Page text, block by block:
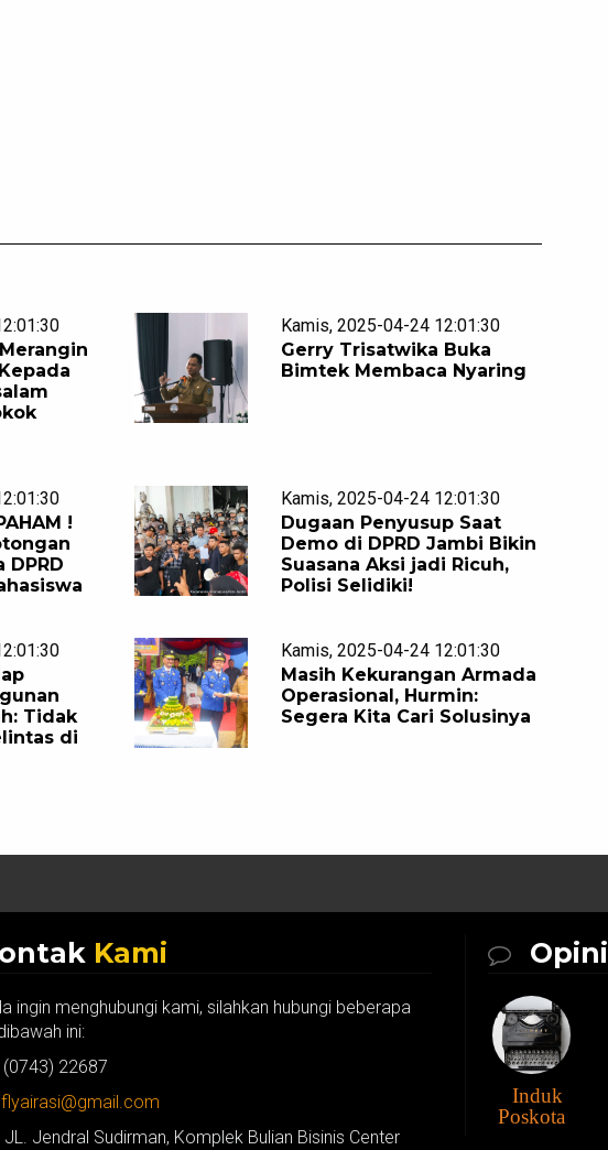
Kamis, 2025-04-24 12:01:30
Gerry Trisatwika Buka
Bimtek Membaca Nyaring
!
DPRD
Kamis, 2025-04-24 12:01:30
Dugaan Penyusup Saat
Demo di DPRD Jambi Bikin
Suasana Aksi jadi Ricuh,
Polisi Selidiki!
Tidak
di
Kamis, 2025-04-24 12:01:30
Masih Kekurangan Armada
Operasional, Hurmin:
Segera Kita Cari Solusinya
Kami
ingin menghubungi kami, silahkan hubungi beberapa
ini:
(0743) 22687
flyairasi@gmail.com
JL. Jendral Sudirman, Komplek Bulian Bisinis Center
Opini
Induk
Poskota